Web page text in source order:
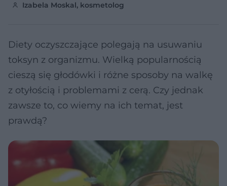
Izabela Moskal, kosmetolog
Diety oczyszczające polegają na usuwaniu
toksyn z organizmu. Wielką popularnością
cieszą się głodówki i różne sposoby na walkę
z otyłością i problemami z cerą. Czy jednak
zawsze to, co wiemy na ich temat, jest
prawdą?